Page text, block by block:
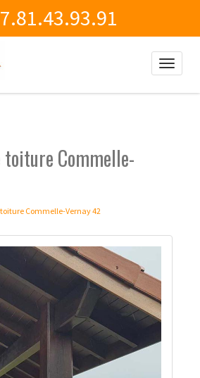
Toggle
toiture Commelle-
Commelle-Vernay 42